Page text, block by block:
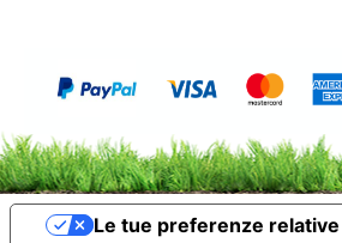
Le tue preferenze